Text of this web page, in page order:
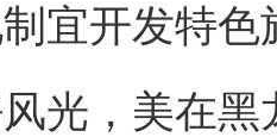
开发特色
，美在黑